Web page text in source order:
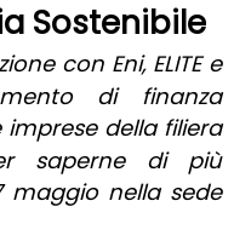
Sostenibile
con Eni, ELITE e
di finanza
della filiera
saperne di più
maggio nella sede